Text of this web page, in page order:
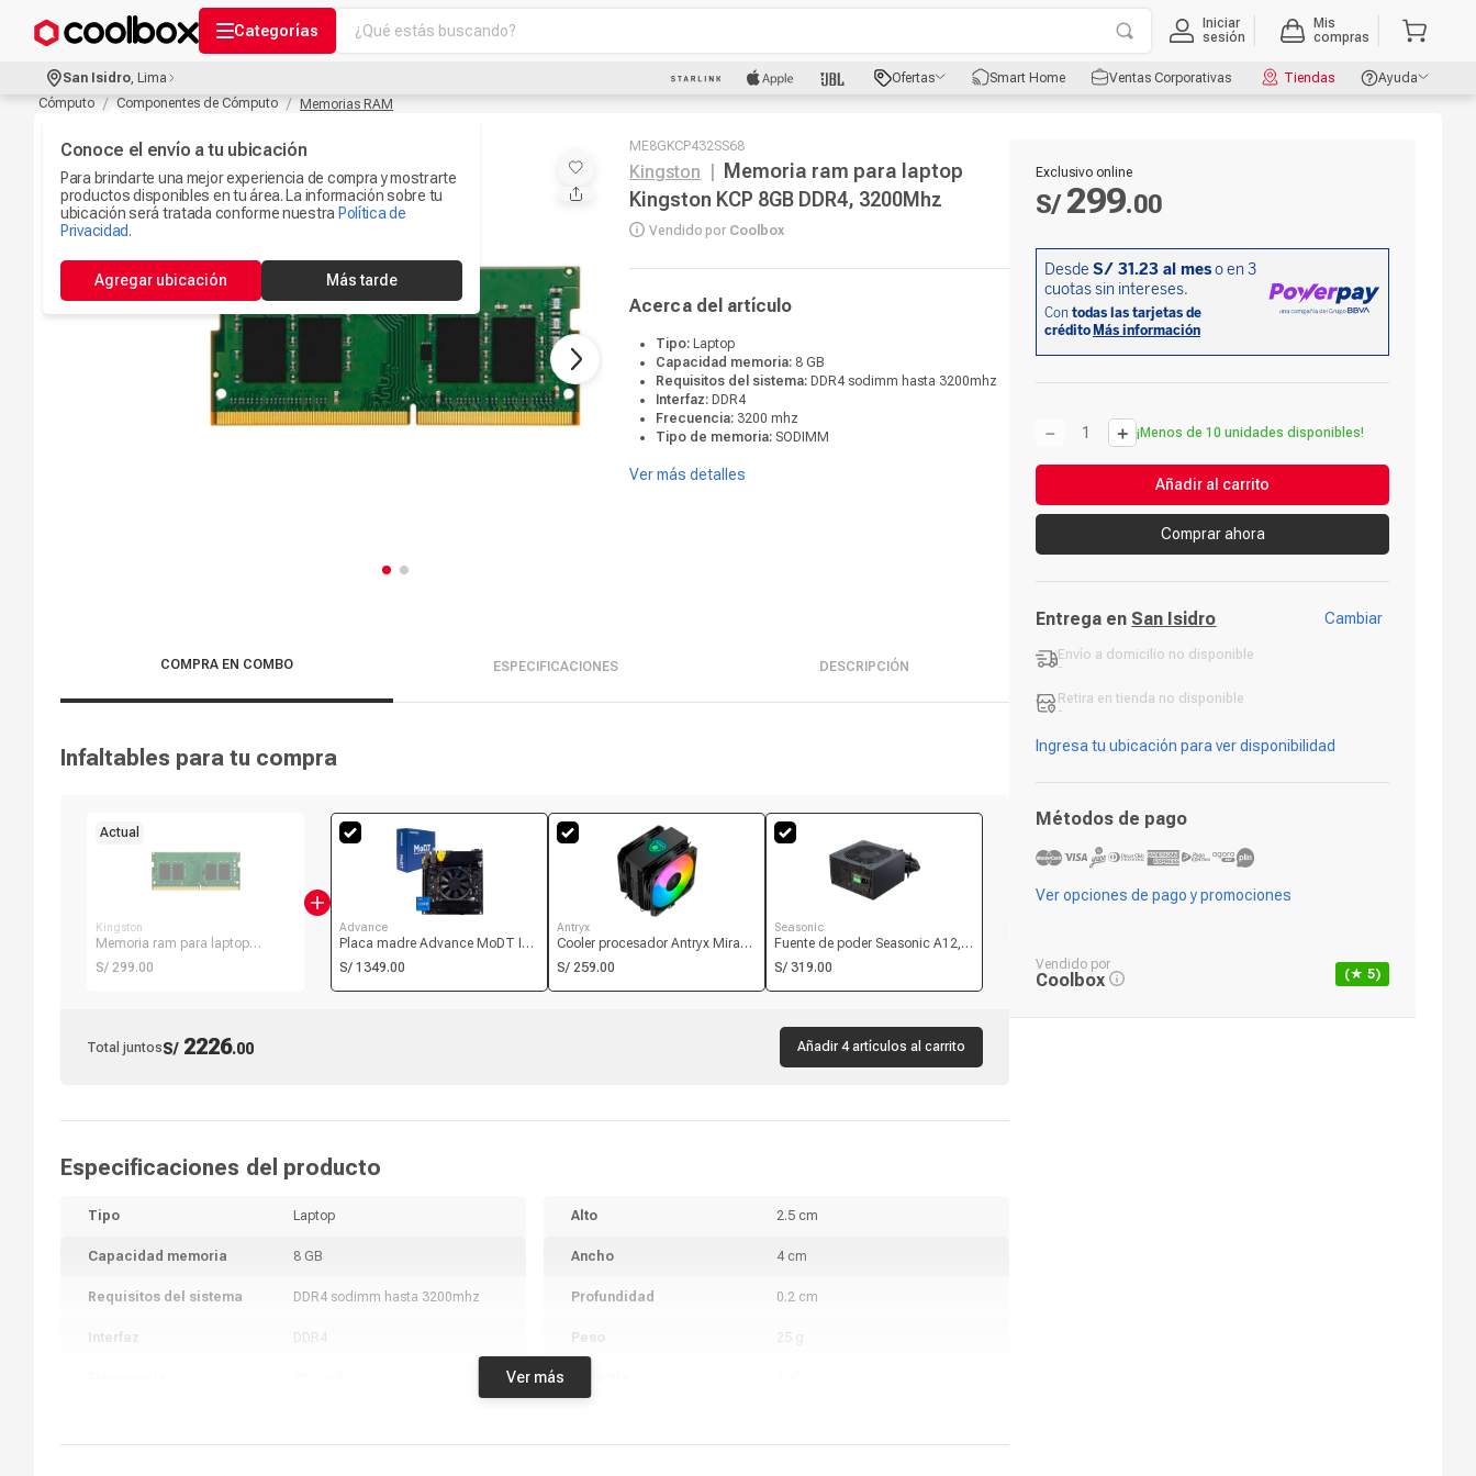
Categorías
¿Qué estás buscando?
1.
Audífonos Con Bluetooth
3.
Ipad
Microfono
Iphone 17
Camaras Seguridad
Parlantes Bluetooth
9.
Smartwach
Iniciar
sesión
Mis
compras
San Isidro, Lima
Conoce el envío a tu ubicación
Para brindarte una mejor experiencia de compra y mostrarte
productos disponibles en tu área. La información sobre tu
ubicación será tratada conforme nuestra Política de
Privacidad.
Agregar ubicación Más tarde
Ofertas Smart Home Ventas Corporativas Tiendas
Ayuda
Cómputo
Componentes de Cómputo Memorias RAM
ME8GKCP432SS68
Kingston
Memoria ram para laptop
Kingston KCP 8GB DDR4, 3200Mhz
Vendido por Coolbox
Acerca del artículo
Tipo: Laptop
Capacidad memoria: 8 GB
Requisitos del sistema: DDR4 sodimm hasta 3200mhz
Interfaz: DDR4
Frecuencia: 3200 mhz
Tipo de memoria: SODIMM
Ver más detalles
COMPRA EN COMBO ESPECIFICACIONES DESCRIPCIÓN
Infaltables para tu compra
Actual
Kingston
Memoria ram para laptop
Kingston KCP 8GB DDR4,
S/ 299.00
Advance
Placa madre Advance MoDT ITX
con Procesador (incorporado)
HDMIx2/DP/VGA
S/ 1349.00
Antryx
Cooler procesador Antryx Mirage
550 Plus, ARGB, fan 130mm x2
S/ 259.00
Seasonic
Fuente de poder Seasonic A12,
600W, 80 Plus, blanco
S/ 319.00
Total juntosS/ 2226.00 Añadir 4 artículos al carrito
Especificaciones del producto
Tipo Laptop
Capacidad memoria 8 GB
Requisitos del sistema DDR4 sodimm hasta 3200mhz
Interfaz DDR4
Alto 2.5 cm
Ancho 4 cm
Profundidad 0.2 cm
Peso 25 g
Ver más
Exclusivo online
S/ 299.00
＋
－ ¡Menos de 10 unidades disponibles!
Añadir al carrito
Comprar ahora
Entrega en San Isidro Cambiar
Envío a domicilio no disponible
-
Retira en tienda no disponible
-
Ingresa tu ubicación para ver disponibilidad
Métodos de pago
Ver opciones de pago y promociones
Vendido por
Coolbox (★ 5)